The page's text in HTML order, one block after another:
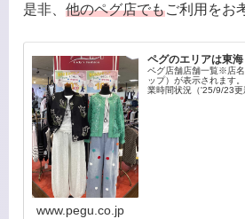
是非、 他のペグ店でもご利用をお
ペグのエリアは東
ペグ店舗店舗一覧※店
ップ）が表示されます
業時間状況（'25/9/23更
www.pegu.co.jp